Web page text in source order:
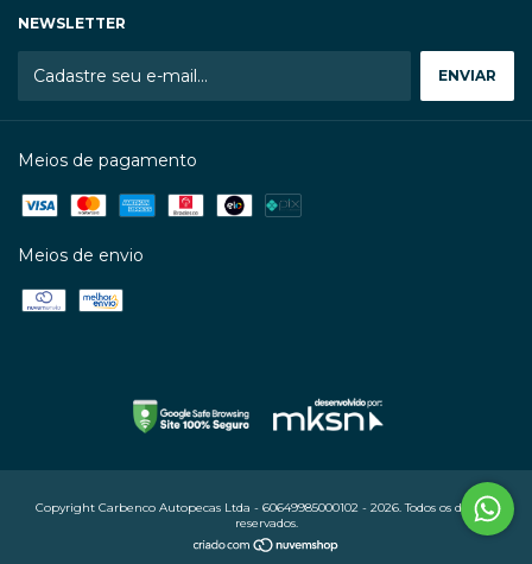
NEWSLETTER
Meios de pagamento
Meios de envio
Copyright Carbenco Autopecas Ltda - 60649985000102 - 2026. Todos os direitos
reservados.